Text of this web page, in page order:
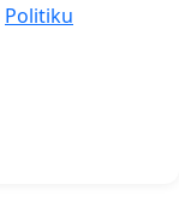
Politiku